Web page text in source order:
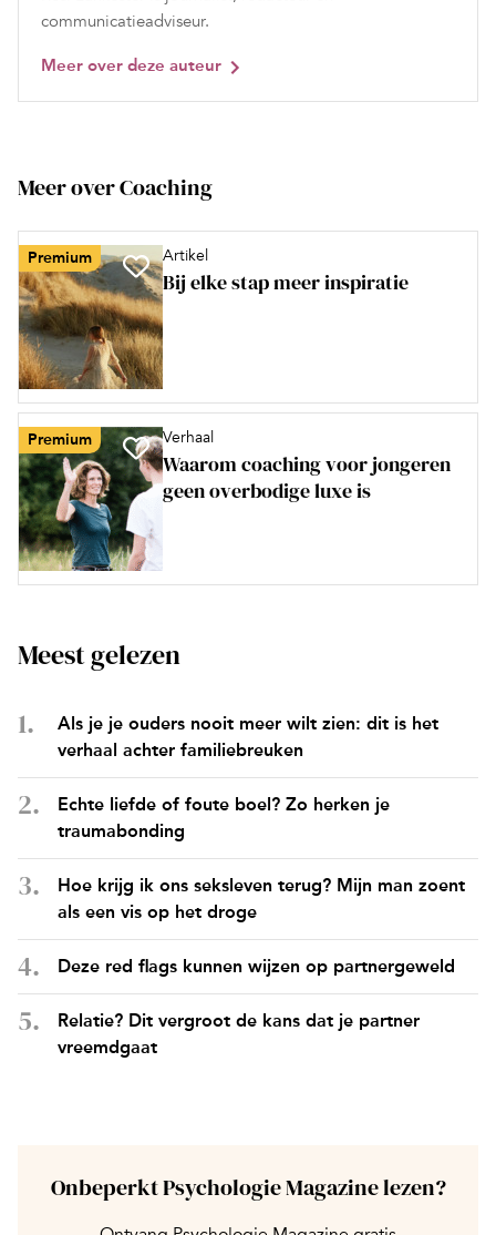
communicatieadviseur.
Meer over deze auteur
Meer over Coaching
Premium Artikel
Bij elke stap meer inspiratie
Premium Verhaal
Waarom coaching voor jongeren
geen overbodige luxe is
Meest gelezen
Als je je ouders nooit meer wilt zien: dit is het
verhaal achter familiebreuken
Echte liefde of foute boel? Zo herken je
traumabonding
Hoe krijg ik ons seksleven terug? Mijn man zoent
als een vis op het droge
Deze red flags kunnen wijzen op partnergeweld
Relatie? Dit vergroot de kans dat je partner
vreemdgaat
Onbeperkt Psychologie Magazine lezen?